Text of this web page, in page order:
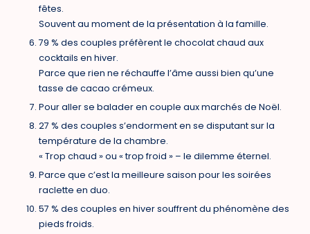
fêtes.
Souvent au moment de la présentation à la famille.
79 % des couples préfèrent le chocolat chaud aux
cocktails en hiver.
Parce que rien ne réchauffe l’âme aussi bien qu’une
tasse de cacao crémeux.
Pour aller se balader en couple aux marchés de Noël.
27 % des couples s’endorment en se disputant sur la
température de la chambre.
« Trop chaud » ou « trop froid » – le dilemme éternel.
Parce que c’est la meilleure saison pour les soirées
raclette en duo.
57 % des couples en hiver souffrent du phénomène des
pieds froids.